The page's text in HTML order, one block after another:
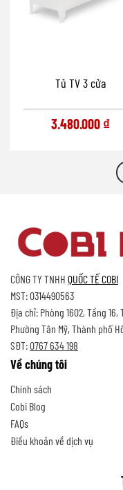
Tủ TV 3 cửa
3.480.000 ₫
CÔNG TY TNHH QUỐC TẾ COBI
MST: 0314490563
Địa chỉ: Phòng 1602, Tầng
Phường Tân Mỹ, Thành phố
SĐT:0767 634 198
Về chúng tôi
Chính sách
Cobi Blog
FAQs
Điều khoản về dịch vụ